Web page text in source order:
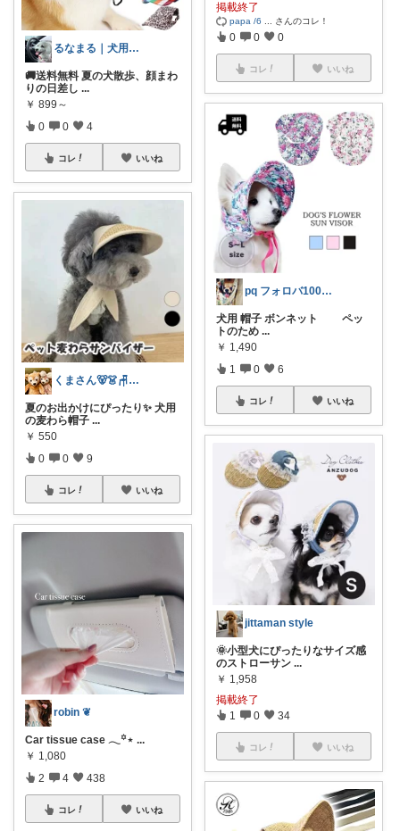
るなまる｜犬用品と買い回りメモ
🚚送料無料 夏の犬散歩、顔まわ
りの日差し ...
￥ 899～
0 0 4
コレ いいね
くまさん🐻👗🪑🛋️ 🍽️🍰
夏のお出かけにぴったり✨ 犬用
の麦わら帽子 ...
￥ 550
0 0 9
コレ いいね
robin ❦
Car tissue case 𓂃꙳⋆ ...
￥ 1,080
2 4 438
コレ いいね
掲載終了
papa /6 さんのコレ！
0 0 0
コレ いいね
pq フォロバ100！です*´ᵜ`*
犬用 帽子 ボンネット ペッ
トのため ...
￥ 1,490
1 0 6
コレ いいね
jittaman style
🌞小型犬にぴったりなサイズ感
のストローサン ...
￥ 1,958
掲載終了
1 0 34
コレ いいね